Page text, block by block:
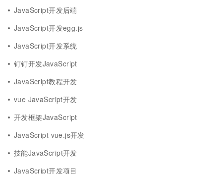
JavaScript开发后端
JavaScript开发egg.js
JavaScript开发系统
钉钉开发JavaScript
JavaScript教程开发
vue JavaScript开发
开发框架JavaScript
JavaScript vue.js开发
技能JavaScript开发
JavaScript开发项目